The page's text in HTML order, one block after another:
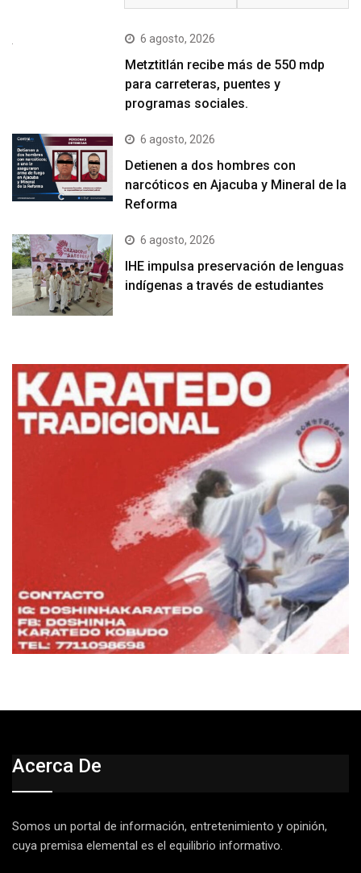
6 agosto, 2026
Metztitlán recibe más de 550 mdp
para carreteras, puentes y
programas sociales.
6 agosto, 2026
Detienen a dos hombres con
narcóticos en Ajacuba y Mineral de la
Reforma
6 agosto, 2026
IHE impulsa preservación de lenguas
indígenas a través de estudiantes
Acerca De
Somos un portal de información, entretenimiento y opinión,
cuya premisa elemental es el equilibrio informativo.